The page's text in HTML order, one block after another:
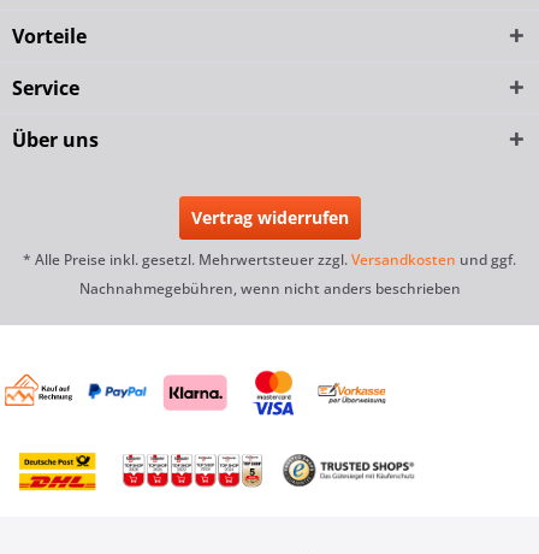
Vorteile
Service
Über uns
Vertrag widerrufen
* Alle Preise inkl. gesetzl. Mehrwertsteuer zzgl.Versandkosten und ggf.
Nachnahmegebühren, wenn nicht anders beschrieben